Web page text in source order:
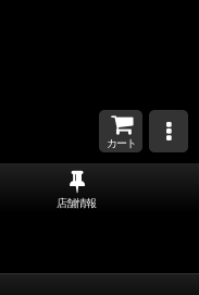
カート
店舗情報